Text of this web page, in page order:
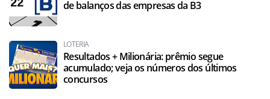
de balanços das empresas da B3
LOTERIA
Resultados + Milionária: prêmio segue
acumulado; veja os números dos últimos
concursos